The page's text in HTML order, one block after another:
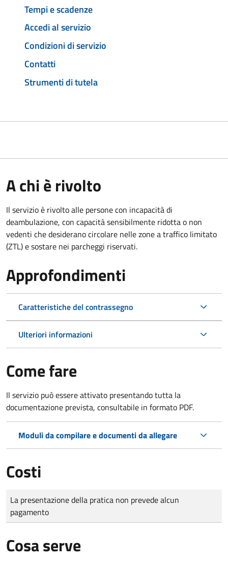
Tempi e scadenze
Accedi al servizio
Condizioni di servizio
Contatti
Strumenti di tutela
A chi è rivolto
Il servizio è rivolto alle persone con incapacità di
deambulazione, con capacità sensibilmente ridotta o non
vedenti che desiderano circolare nelle zone a traffico limitato
(ZTL) e sostare nei parcheggi riservati.
Approfondimenti
Caratteristiche del contrassegno
Ulteriori informazioni
Come fare
Il servizio può essere attivato presentando tutta la
documentazione prevista, consultabile in formato PDF.
Moduli da compilare e documenti da allegare
Costi
Tipo di pagamento
Importo
La presentazione della pratica non prevede alcun
pagamento
Cosa serve